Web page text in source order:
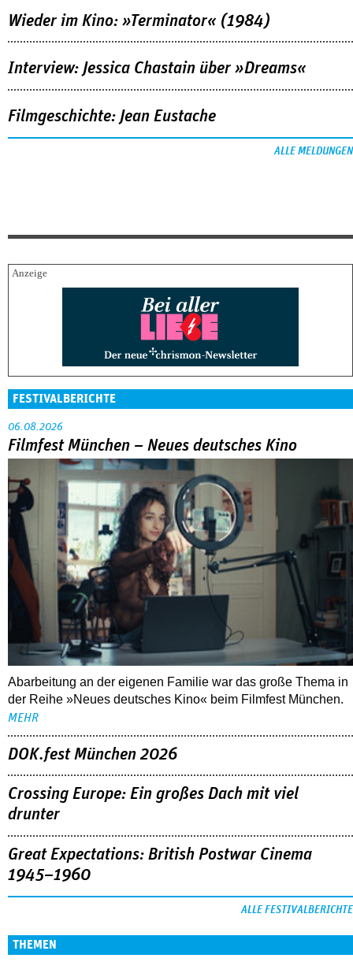
Wieder im Kino: »Terminator« (1984)
Interview: Jessica Chastain über »Dreams«
Filmgeschichte: Jean Eustache
ALLE MELDUNGEN
FESTIVALBERICHTE
06.08.2026
Filmfest München – Neues deutsches Kino
Abarbeitung an der eigenen Familie war das große Thema in
der Reihe »Neues deutsches Kino« beim Filmfest München.
MEHR
DOK.fest München 2026
Crossing Europe: Ein großes Dach mit viel
drunter
Great Expectations: British Postwar Cinema
1945–1960
ALLE FESTIVALBERICHTE
THEMEN